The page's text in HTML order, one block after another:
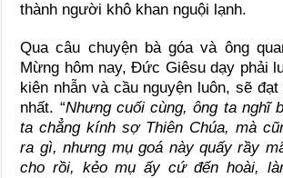
thành người khô khan nguội lạnh.
Qua câu chuyện bà góa và ông
Mừng hôm nay, Đức Giêsu dạy phải
kiên nhẫn và cầu nguyện luôn, sẽ
nhất. “Nhưng cuối cùng, ông ta nghĩ
ta chẳng kính sợ Thiên Chúa, mà
ra gì, nhưng mụ goá này quấy rầy
cho rồi, kẻo mụ ấy cứ đến hoài,